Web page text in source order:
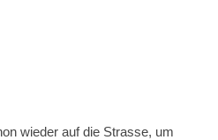
wieder auf die Strasse, um